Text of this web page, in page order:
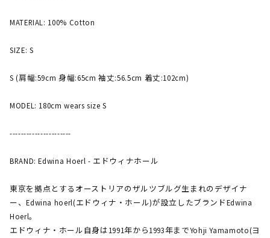
MATERIAL: 100% Cotton
SIZE: S
S (肩幅:59cm 身幅:65cm 袖丈:56.5cm 着丈:102cm)
MODEL: 180cm wears size S
----------------------
BRAND: Edwina Hoerl - エドウィナホール
東京を拠点とするオーストリアのザルツブルグ生まれのデザイナ
ー、Edwina hoerl(エドウィナ・ホール)が設立したブランドEdwina
Hoerl。
エドウィナ・ホール自身は1991年から1993年までYohji Yamamoto(ヨ